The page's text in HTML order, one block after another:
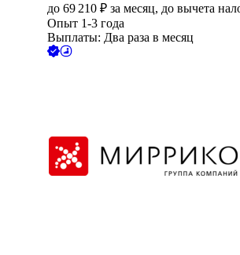
до 69 210 ₽ за месяц, до вычета
Опыт 1-3 года
Выплаты: Два раза в месяц